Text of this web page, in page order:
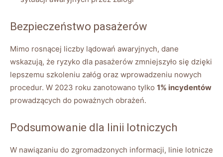
Bezpieczeństwo pasażerów
Mimo rosnącej liczby lądowań awaryjnych, dane
wskazują, ⁣że ‌ryzyko ‌dla pasażerów zmniejszyło ‌się dzięki
lepszemu szkoleniu załóg oraz ‌wprowadzeniu ⁢nowych
procedur. ​W 2023 roku zanotowano tylko 1% incydentów
prowadzących⁤ do‍ poważnych obrażeń.
Podsumowanie dla ‌linii lotniczych
W nawiązaniu do zgromadzonych⁢ informacji, linie lotnicze